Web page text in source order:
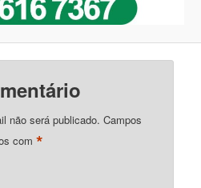
não será publicado. Campos
com*